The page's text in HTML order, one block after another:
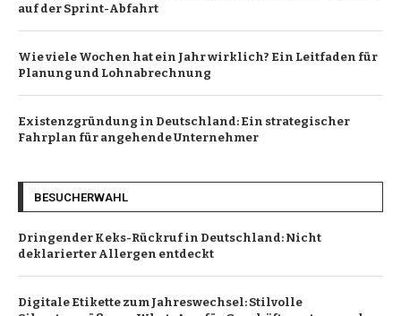
auf der Sprint-Abfahrt
Wie viele Wochen hat ein Jahr wirklich? Ein Leitfaden für
Planung und Lohnabrechnung
Existenzgründung in Deutschland: Ein strategischer
Fahrplan für angehende Unternehmer
BESUCHERWAHL
Dringender Keks-Rückruf in Deutschland: Nicht
deklarierter Allergen entdeckt
Digitale Etikette zum Jahreswechsel: Stilvolle